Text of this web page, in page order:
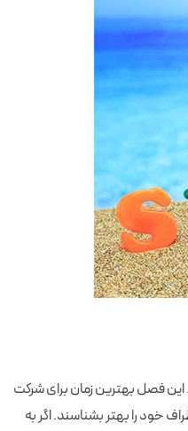
این فصل بهترین زمان برای شرکت
خود را بهتر بشناسند. اگر به